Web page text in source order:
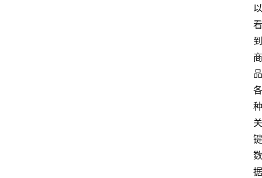
以
看
到
商
品
各
种
关
键
数
据